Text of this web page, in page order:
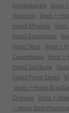
Joanesburgo Voos
Valencia Voos +
Hotel Mindelo
Hotel Estocolmo
Hotel Nice Voos +
Copenhaga Voos +
Hotel Salzburg
Hotel Porto Santo
Voos + Hotel Brasília
Orleans Voos +
+ Hotel Belo